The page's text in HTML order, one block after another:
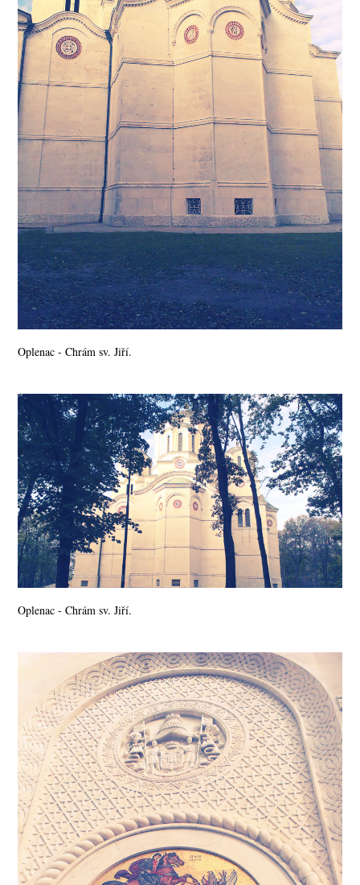
Oplenac - Chrám sv. Jiří.
Oplenac - Chrám sv. Jiří.